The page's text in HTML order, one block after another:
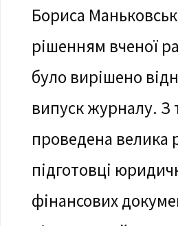
Бориса
рішенням вченої
було вирішено
випуск журналу. З
проведена велика
підготовці
фінансових